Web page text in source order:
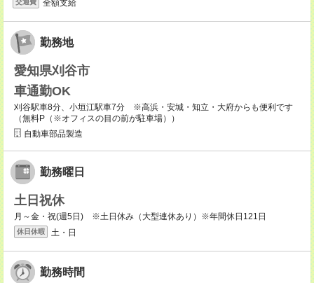
交通費 全額支給
勤務地
愛知県刈谷市
車通勤OK
刈谷駅車8分、小垣江駅車7分 ※高浜・安城・知立・大府からも便利です
（無料P（※オフィスの目の前が駐車場））
自動車部品製造
勤務曜日
土日祝休
月～金・祝(週5日) ※土日休み（大型連休あり）※年間休日121日
休日休暇 土・日
勤務時間